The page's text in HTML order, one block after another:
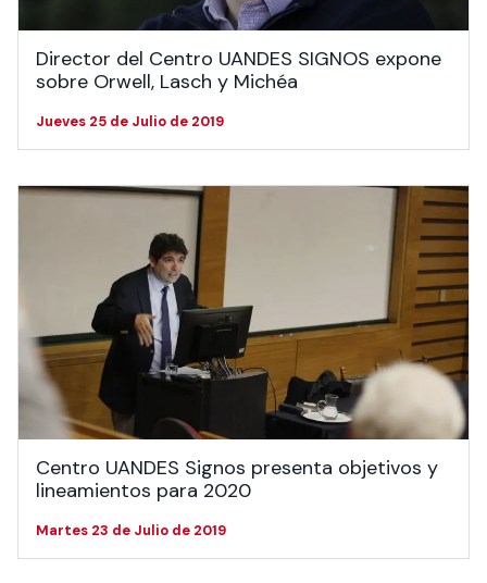
Director del Centro UANDES SIGNOS expone
sobre Orwell, Lasch y Michéa
Jueves 25 de Julio de 2019
Centro UANDES Signos presenta objetivos y
lineamientos para 2020
Martes 23 de Julio de 2019